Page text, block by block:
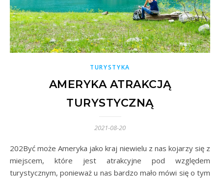
TURYSTYKA
AMERYKA ATRAKCJĄ
TURYSTYCZNĄ
2021-08-20
202Być może Ameryka jako kraj niewielu z nas kojarzy się z
miejscem, które jest atrakcyjne pod względem
turystycznym, ponieważ u nas bardzo mało mówi się o tym